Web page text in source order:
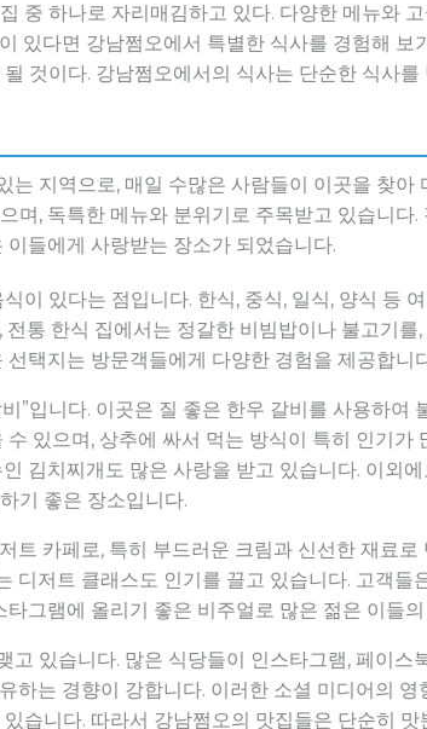
중 하나로 자리매김하고 있다. 다양한 메뉴와
있다면 강남쩜오에서 특별한 식사를 경험해 보
것이다. 강남쩜오에서의 식사는 단순한 식사
지역으로, 매일 수많은 사람들이 이곳을 찾아
며, 독특한 메뉴와 분위기로 주목받고 있습니다
들에게 사랑받는 장소가 되었습니다.
이 있다는 점입니다. 한식, 중식, 일식, 양식 등
통 한식 집에서는 정갈한 비빔밥이나 불고기
택지는 방문객들에게 다양한 경험을 제공합니
”입니다. 이곳은 질 좋은 한우 갈비를 사용하여
있으며, 상추에 싸서 먹는 방식이 특히 인기가
김치찌개도 많은 사랑을 받고 있습니다. 이외
기 좋은 장소입니다.
트 카페로, 특히 부드러운 크림과 신선한 재료
디저트 클래스도 인기를 끌고 있습니다. 고객들
그램에 올리기 좋은 비주얼로 많은 젊은 이들
있습니다. 많은 식당들이 인스타그램, 페이스
하는 경향이 강합니다. 이러한 소셜 미디어의
습니다. 따라서 강남쩜오의 맛집들은 단순히